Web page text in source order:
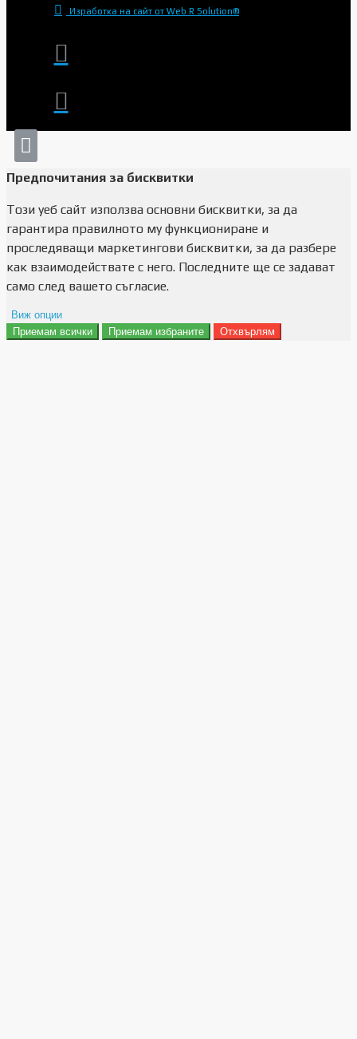
Изработка на сайт от Web R Solution®
Предпочитания за бисквитки
Този уеб сайт използва основни бисквитки, за да
гарантира правилното му функциониране и
проследяващи маркетингови бисквитки, за да разбере
как взаимодействате с него. Последните ще се задават
само след вашето съгласие.
Виж опции
Препочитания за реклами
Приемам всички Приемам избраните Отхвърлям